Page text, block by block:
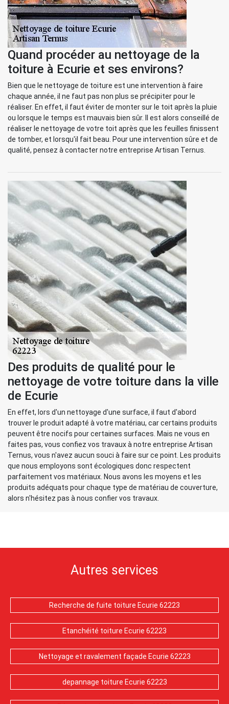
Quand procéder au nettoyage de la
toiture à Ecurie et ses environs?
Bien que le nettoyage de toiture est une intervention à faire
chaque année, il ne faut pas non plus se précipiter pour le
réaliser. En effet, il faut éviter de monter sur le toit après la pluie
ou lorsque le temps est mauvais bien sûr. Il est alors conseillé de
réaliser le nettoyage de votre toit après que les feuilles finissent
de tomber, et lorsqu'il fait beau. Pour une intervention sûre et de
qualité, pensez à contacter notre entreprise Artisan Ternus.
Des produits de qualité pour le
nettoyage de votre toiture dans la ville
de Ecurie
En effet, lors d'un nettoyage d'une surface, il faut d'abord
trouver le produit adapté à votre matériau, car certains produits
peuvent être nocifs pour certaines surfaces. Mais ne vous en
faites pas, vous confiez vos travaux à notre entreprise Artisan
Ternus, vous n'avez aucun souci à faire sur ce point. Les produits
que nous employons sont écologiques donc respectent
parfaitement vos matériaux. Nous avons les moyens et les
produits adéquats pour chaque type de matériau de couverture,
alors n'hésitez pas à nous confier vos travaux.
Autres services
Recherche de fuite toiture Ecurie 62223
Etanchéité toiture Ecurie 62223
Nettoyage et ravalement façade Ecurie 62223
depannage toiture Ecurie 62223